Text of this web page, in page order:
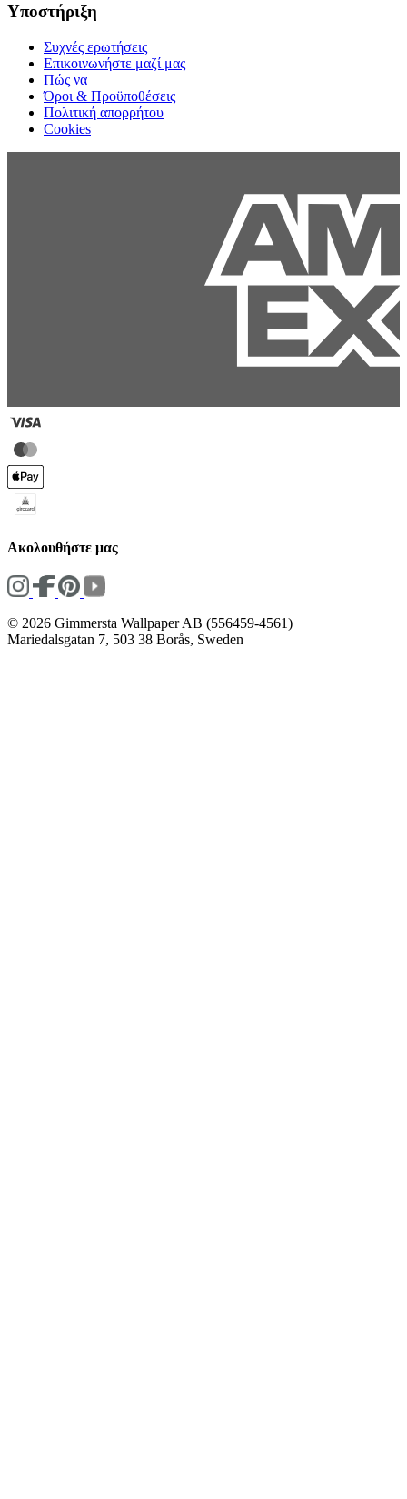
Υποστήριξη
Συχνές ερωτήσεις
Επικοινωνήστε μαζί μας
Πώς να
Όροι & Προϋποθέσεις
Πολιτική απορρήτου
Cookies
Ακολουθήστε μας
© 2026 Gimmersta Wallpaper AB (556459-4561)
Mariedalsgatan 7, 503 38 Borås, Sweden